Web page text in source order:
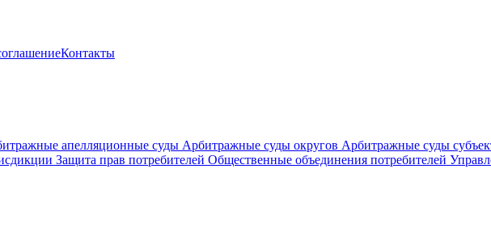
Контакты
апелляционные суды Арбитражные суды округов Арбитражные суды
Защита прав потребителей Общественные объединения потребителей